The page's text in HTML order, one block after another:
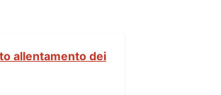
allentamento dei